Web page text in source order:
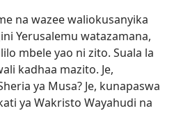
na wazee waliokusanyika
Yerusalemu watazamana,
mbele yao ni zito. Suala la
kadhaa mazito. Je,
ya Musa? Je, kunapaswa
ya Wakristo Wayahudi na